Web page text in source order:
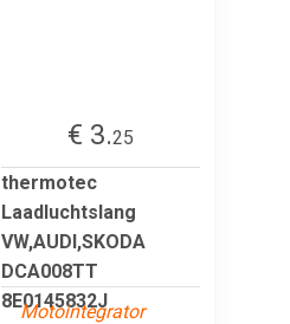
€ 3.25
thermotec
Laadluchtslang
VW,AUDI,SKODA
DCA008TT
8E0145832J
Motointegrator